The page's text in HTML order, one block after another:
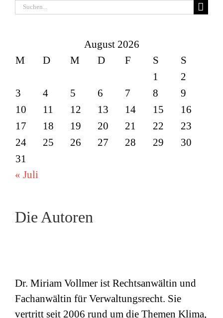
Suche
August 2026
M
D M D F S
S
1
2
3
4 5 6 7 8
9
10
11 12 13 14 15
16
17
18 19 20 21 22
23
24
25 26 27 28 29
30
31
« Juli
Die Autoren
Dr. Miriam Vollmer ist Rechtsanwältin und
Fachanwältin für Verwaltungsrecht. Sie
vertritt seit 2006 rund um die Themen Klima,